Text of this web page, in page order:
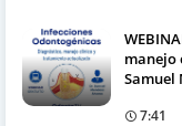
manejo
Samuel
7:41